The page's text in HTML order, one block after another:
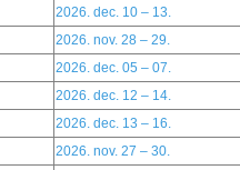
2026. dec. 10 – 13.
2026. nov. 28 – 29.
2026. dec. 05 – 07.
2026. dec. 12 – 14.
2026. dec. 13 – 16.
2026. nov. 27 – 30.